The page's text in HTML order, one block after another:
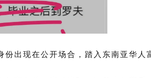
份出现在公开场合，踏入东南亚华人